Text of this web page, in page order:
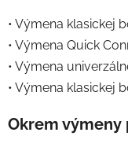
• Výmena klasickej
• Výmena Quick
• Výmena
• Výmena klasickej
Okrem výmeny